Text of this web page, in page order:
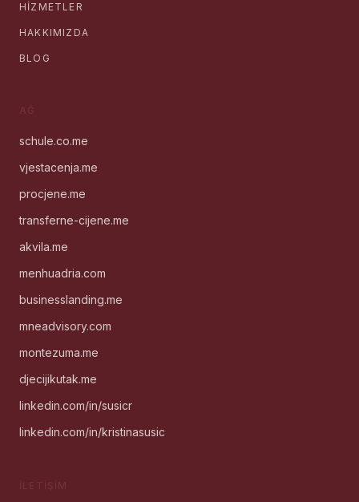
HIZMETLER
HAKKIMIZDA
BLOG
AĞ
schule.co.me
vjestacenja.me
procjene.me
transferne-cijene.me
akvila.me
menhuadria.com
businesslanding.me
mneadvisory.com
montezuma.me
djecijikutak.me
linkedin.com/in/susicr
linkedin.com/in/kristinasusic
İLETIŞIM